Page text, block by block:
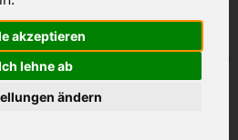
akzeptieren
lehne ab
ändern
In den